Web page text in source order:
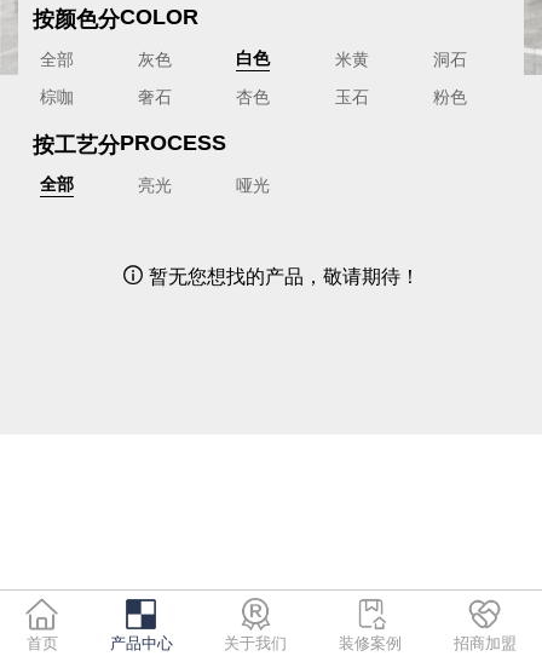
按颜色分COLOR
全部
灰色 白色 米黄
洞石
棕咖
奢石 杏色 玉石 粉色
按工艺分PROCESS
全部 亮光 哑光
 暂无您想找的产品，敬请期待！
首页 产品中心 关于我们 装修案例 招商加盟